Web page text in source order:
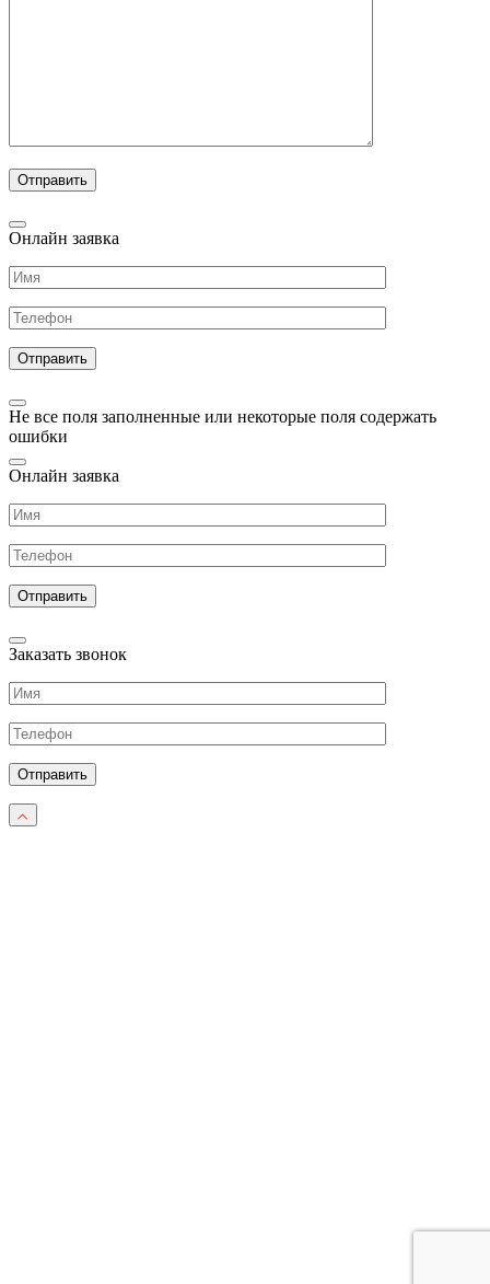
Онлайн заявка
Не все поля заполненные или некоторые поля содержать
ошибки
Онлайн заявка
Заказать звонок